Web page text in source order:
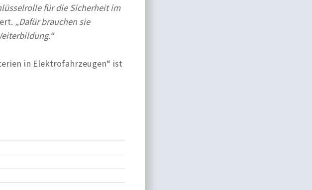
für die Sicherheit im
„Dafür brauchen sie
in Elektrofahrzeugen“ ist